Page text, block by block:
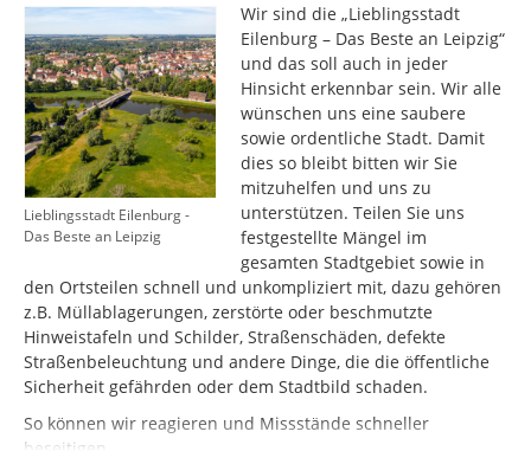
Lieblingsstadt Eilenburg -
Das Beste an Leipzig
Wir sind die „Lieblingsstadt
Eilenburg – Das Beste an Leipzig“
und das soll auch in jeder
Hinsicht erkennbar sein. Wir alle
wünschen uns eine saubere
sowie ordentliche Stadt. Damit
dies so bleibt bitten wir Sie
mitzuhelfen und uns zu
unterstützen. Teilen Sie uns
festgestellte Mängel im
gesamten Stadtgebiet sowie in
den Ortsteilen schnell und unkompliziert mit, dazu gehören
z.B. Müllablagerungen, zerstörte oder beschmutzte
Hinweistafeln und Schilder, Straßenschäden, defekte
Straßenbeleuchtung und andere Dinge, die die öffentliche
Sicherheit gefährden oder dem Stadtbild schaden.
So können wir reagieren und Missstände schneller